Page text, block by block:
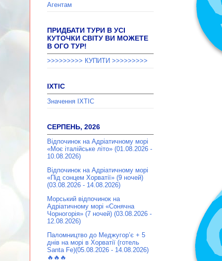
Агентам
ПРИДБАТИ ТУРИ В УСІ
КУТОЧКИ СВІТУ ВИ МОЖЕТЕ
В ОГО ТУР!
>>>>>>>>> КУПИТИ >>>>>>>>>
ІХТІС
Значення ІХТІС
СЕРПЕНЬ, 2026
Відпочинок на Адріатичному морі
«Моє італійське літо» (01.08.2026 -
10.08.2026)
Відпочинок на Адріатичному морі
«Під сонцем Хорватії» (9 ночей)
(03.08.2026 - 14.08.2026)
Морський відпочинок на
Адріатичному морі «Сонячна
Чорногорія» (7 ночей) (03.08.2026 -
12.08.2026)
Паломництво до Меджугор’є + 5
днів на морі в Хорватії (готель
Santa Fe)(05.08.2026 - 14.08.2026)
🔥🔥🔥